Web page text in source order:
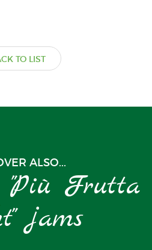
TO LIST
ALSO...
"Più Frutta
jams